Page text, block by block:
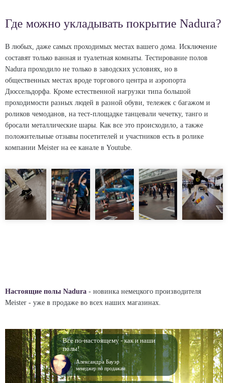
Где можно укладывать покрытие Nadura?
В любых, даже самых проходимых местах вашего дома. Исключение
составят только ванная и туалетная комнаты. Тестирование полов
Nadura проходило не только в заводских условиях, но в
общественных местах вроде торгового центра и аэропорта
Дюссельдорфа. Кроме естественной нагрузки типа большой
проходимости разных людей в разной обуви, тележек с багажом и
роликов чемоданов, на тест-площадке танцевали чечетку, танго и
бросали металлические шары. Как все это происходило, а также
положительные отзывы посетителей и участников есть в ролике
компании Meister на ее канале в Youtube.
Настоящие полы Nadura - новинка немецкого производителя
Meister - уже в продаже во всех наших магазинах.
Все по-настоящему - как и наши
полы!
Александра Бауэр
менеджер по продажам